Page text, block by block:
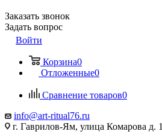
Заказать звонок
Задать вопрос
Войти
Корзина0
Отложенные0
Сравнение товаров0
info@art-ritual76.ru
г. Гаврилов-Ям, улица Комарова д. 1